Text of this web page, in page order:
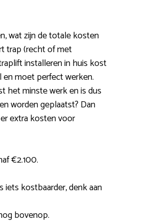
wat zijn de totale kosten
trap (recht of met
installeren in huis kost
moet perfect werken.
het minste werk en is dus
worden geplaatst? Dan
extra kosten voor
€2.100.
kostbaarder, denk aan
bovenop.